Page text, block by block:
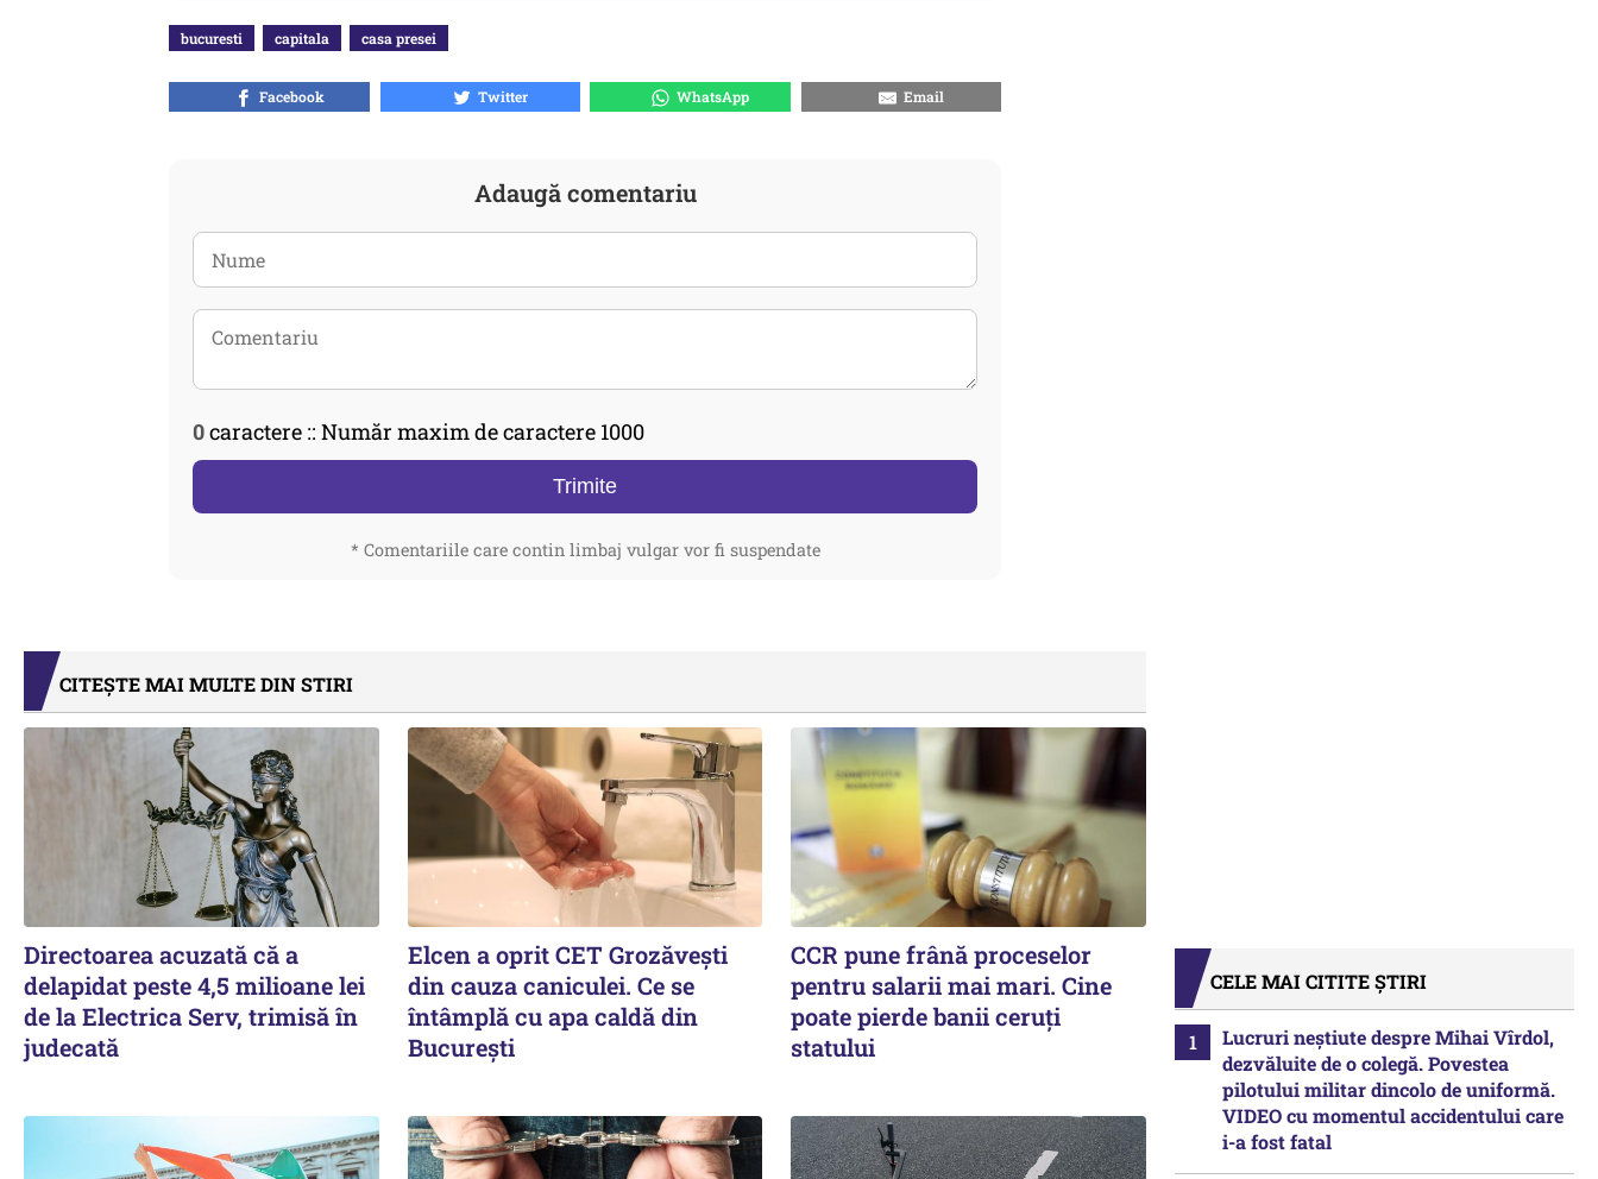
bucuresti capitala casa presei
Facebook Twitter WhatsApp Email
Adaugă comentariu
0caractere :: Număr maxim de caractere 1000
Trimite
* Comentariile care contin limbaj vulgar vor fi suspendate
CITEȘTE MAI MULTE DIN STIRI
Directoarea acuzată că a
delapidat peste 4,5 milioane lei
de la Electrica Serv, trimisă în
judecată
Elcen a oprit CET Grozăvești
din cauza caniculei. Ce se
întâmplă cu apa caldă din
București
CCR pune frână proceselor
pentru salarii mai mari. Cine
poate pierde banii ceruți
statului
CELE MAI CITITE ȘTIRI
Lucruri neștiute despre Mihai Vîrdol,
dezvăluite de o colegă. Povestea
pilotului militar dincolo de uniformă.
VIDEO cu momentul accidentului care
i-a fost fatal